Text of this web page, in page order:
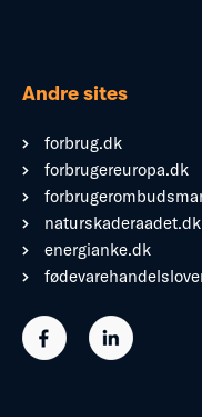
Andre sites
forbrug.dk
forbrugereuropa.dk
naturskaderaadet.dk
energianke.dk